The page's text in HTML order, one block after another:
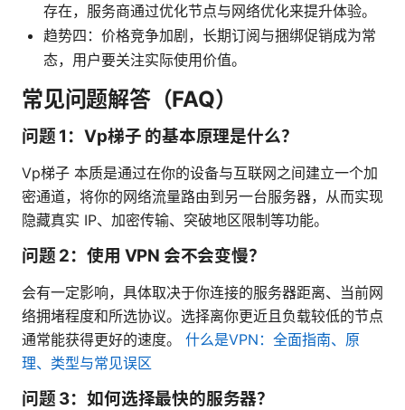
存在，服务商通过优化节点与网络优化来提升体验。
趋势四：价格竞争加剧，长期订阅与捆绑促销成为常
态，用户要关注实际使用价值。
常见问题解答（FAQ）
问题 1：Vp梯子 的基本原理是什么？
Vp梯子 本质是通过在你的设备与互联网之间建立一个加
密通道，将你的网络流量路由到另一台服务器，从而实现
隐藏真实 IP、加密传输、突破地区限制等功能。
问题 2：使用 VPN 会不会变慢？
会有一定影响，具体取决于你连接的服务器距离、当前网
络拥堵程度和所选协议。选择离你更近且负载较低的节点
通常能获得更好的速度。 什么是VPN：全面指南、原
理、类型与常见误区
问题 3：如何选择最快的服务器？